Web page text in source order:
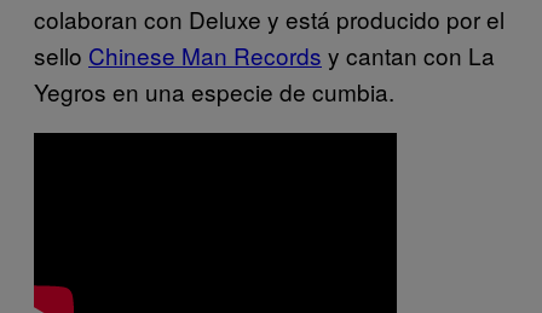
colaboran con Deluxe y está producido por el
sello Chinese Man Records y cantan con La
Yegros en una especie de cumbia.